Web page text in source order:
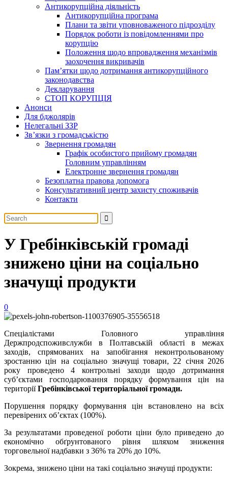
Антикорупційна діяльність
Антикорупційна програма
Плани та звіти уповноваженого підрозділу
Порядок роботи із повідомленнями про
корупцію
Положення щодо впровадження механізмів
заохочення викривачів
Пам’ятки щодо дотримання антикорупційного
законодавства
Декларування
СТОП КОРУПЦІЯ
Анонси
Для бджолярів
Нелегальні ЗЗР
Зв’язки з громадськістю
Звернення громадян
Графік особистого прийому громадян
Головним управлінням
Електронне звернення громадян
Безоплатна правова допомога
Консультативний центр захисту споживачів
Контакти
У Гребінківській громаді
знижено ціни на соціально
значущі продукти
0
Спеціалістами Головного управління
Держпродспоживслужби в Полтавській області в межах
заходів, спрямованих на запобігання неконтрольованому
зростанню цін на соціально значущі товари, 22 січня 2026
року проведено 4 контрольні заходи щодо дотримання
суб’єктами господарювання порядку формування цін на
територіїГребінківської територіальної громади.
Порушення порядку формування цін встановлено на всіх
перевірених об’єктах (100%).
За результатами проведеної роботи ціни було приведено до
економічно обґрунтованого рівня шляхом зниження
торговельної надбавки з 36% та 20% до 10%.
Зокрема, знижено ціни на такі соціально значущі продукти: